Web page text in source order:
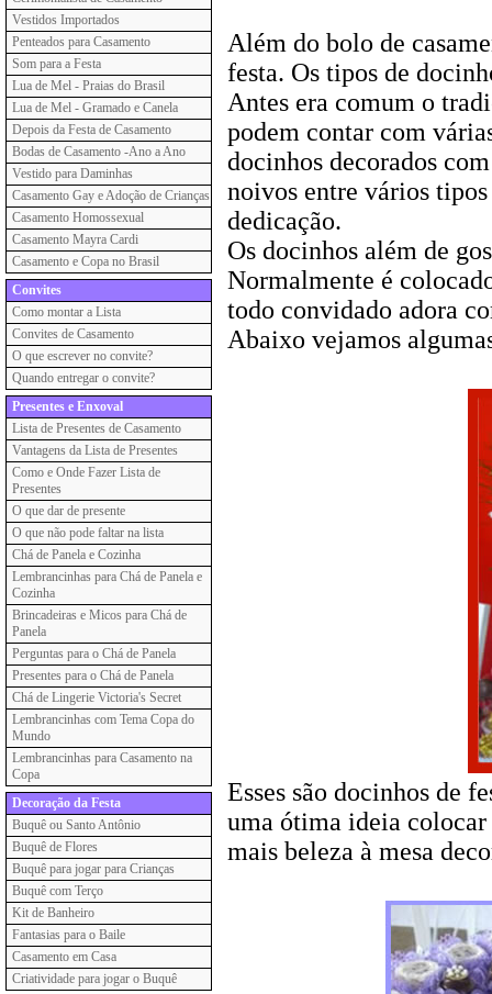
Vestidos Importados
Penteados para Casamento
Som para a Festa
Lua de Mel - Praias do Brasil
Lua de Mel - Gramado e Canela
Depois da Festa de Casamento
Bodas de Casamento -Ano a Ano
Vestido para Daminhas
Casamento Gay e Adoção de Crianças
Casamento Homossexual
Casamento Mayra Cardi
Casamento e Copa no Brasil
Convites
Como montar a Lista
Convites de Casamento
O que escrever no convite?
Quando entregar o convite?
Presentes e Enxoval
Lista de Presentes de Casamento
Vantagens da Lista de Presentes
Como e Onde Fazer Lista de
Presentes
O que dar de presente
O que não pode faltar na lista
Chá de Panela e Cozinha
Lembrancinhas para Chá de Panela e
Cozinha
Brincadeiras e Micos para Chá de
Panela
Perguntas para o Chá de Panela
Presentes para o Chá de Panela
Chá de Lingerie Victoria's Secret
Lembrancinhas com Tema Copa do
Mundo
Lembrancinhas para Casamento na
Copa
Decoração da Festa
Buquê ou Santo Antônio
Buquê de Flores
Buquê para jogar para Crianças
Buquê com Terço
Kit de Banheiro
Fantasias para o Baile
Casamento em Casa
Criatividade para jogar o Buquê
Além do bolo de
festa. Os tipos de
Antes era comum o
podem contar com
docinhos decorados
noivos entre vários
dedicação.
Os docinhos além de
Normalmente é
todo convidado adora
Abaixo vejamos
Esses são docinhos de
uma ótima ideia
mais beleza à mesa